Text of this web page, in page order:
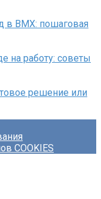
в BMX: пошаговая
на работу: советы
решение или
COOKIES